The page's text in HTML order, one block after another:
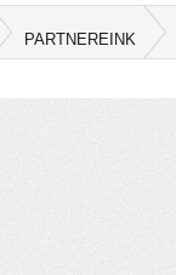
PARTNEREINK